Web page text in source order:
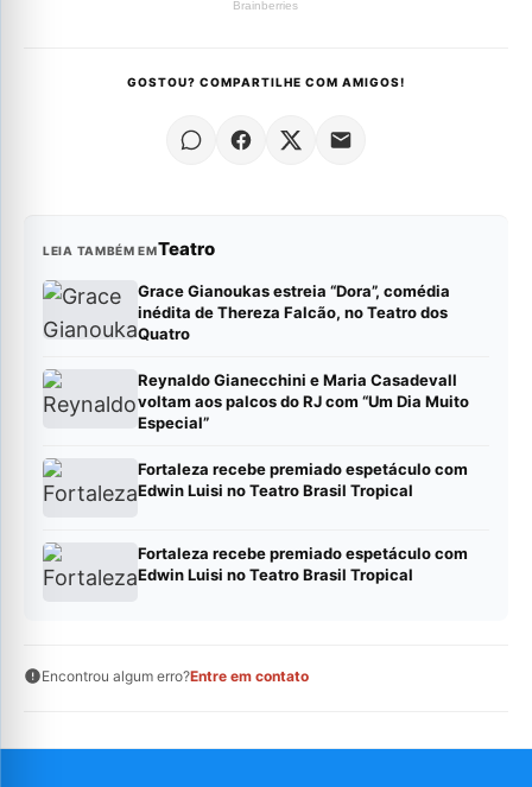
GOSTOU? COMPARTILHE COM AMIGOS!
LEIA TAMBÉM EMTeatro
Grace Gianoukas estreia “Dora”, comédia
inédita de Thereza Falcão, no Teatro dos
Quatro
Reynaldo Gianecchini e Maria Casadevall
voltam aos palcos do RJ com “Um Dia Muito
Especial”
Fortaleza recebe premiado espetáculo com
Edwin Luisi no Teatro Brasil Tropical
Fortaleza recebe premiado espetáculo com
Edwin Luisi no Teatro Brasil Tropical
Encontrou algum erro?Entre em contato